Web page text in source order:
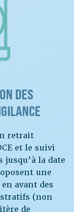
DES
retrait
et le suivi
la date
une
avant des
(non
de